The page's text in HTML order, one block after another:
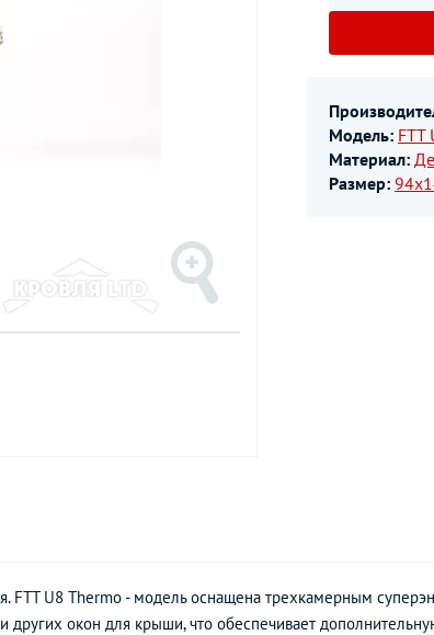
Модель: FTT
Материал:
Размер:
FTT U8 Thermo - модель оснащена трехкамерным
других окон для крыши, что обеспечивает